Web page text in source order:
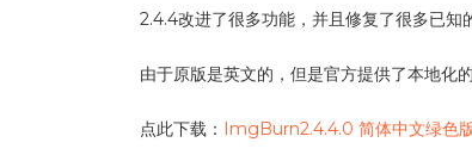
2.4.4改进了很多功能，并且修复了很多
由于原版是英文的，但是官方提供了本地化
点此下载： ImgBurn2.4.4.0 简体中文绿色